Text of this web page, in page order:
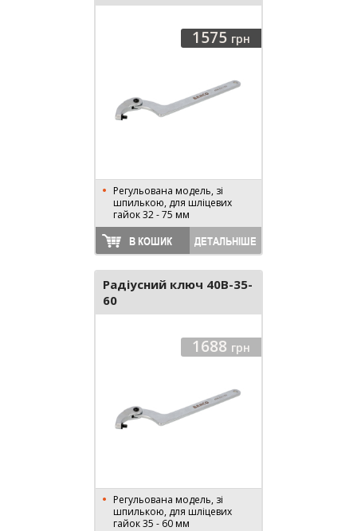
1575 грн
Регульована модель, зі
шпилькою, для шліцевих
гайок 32 - 75 мм
В КОШИК ДЕТАЛЬНІШЕ
Радіусний ключ 40B-35-
60
1688 грн
Регульована модель, зі
шпилькою, для шліцевих
гайок 35 - 60 мм